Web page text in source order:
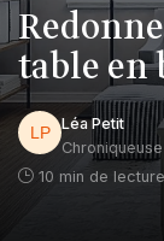
table en
Léa Petit
10 min de lecture